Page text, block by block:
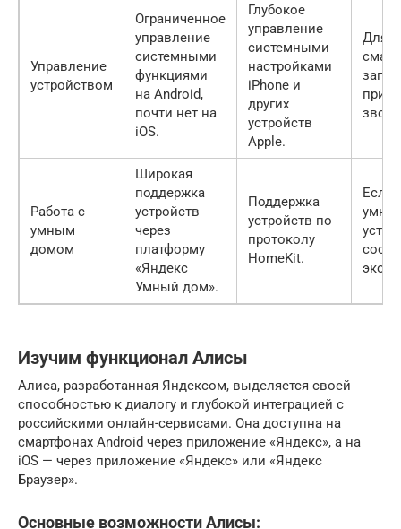
Управление
устройством
Ограниченное
управление
системными
функциями
на Android,
почти нет на
iOS.
Глубокое
управление
системными
настройками
iPhone и
других
устройств
Apple.
Для
Работа с
умным
домом
Широкая
поддержка
устройств
через
платформу
«Яндекс
Умный дом».
Поддержка
устройств по
протоколу
HomeKit.
Если
Изучим функционал Алисы
Алиса, разработанная Яндексом, выделяется своей
способностью к диалогу и глубокой интеграцией с
российскими онлайн-сервисами. Она доступна на
смартфонах Android через приложение «Яндекс», а на
iOS — через приложение «Яндекс» или «Яндекс
Браузер».
Основные возможности Алисы: